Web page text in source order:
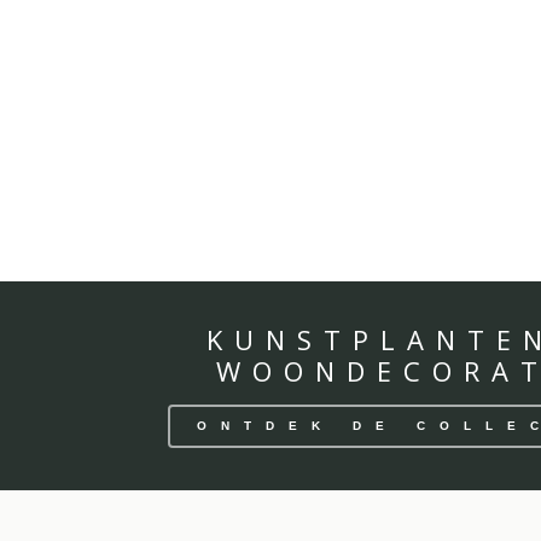
ONTDEK DE